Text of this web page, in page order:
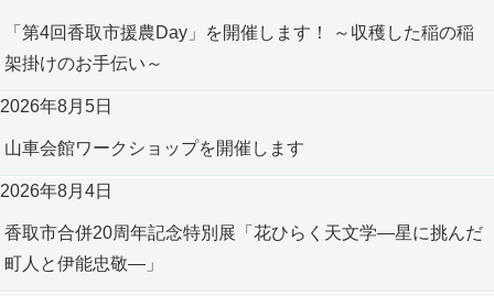
「第4回香取市援農Day」を開催します！ ～収穫した稲の稲
架掛けのお手伝い～
2026年8月5日
山車会館ワークショップを開催します
2026年8月4日
香取市合併20周年記念特別展「花ひらく天文学―星に挑んだ
町人と伊能忠敬―」